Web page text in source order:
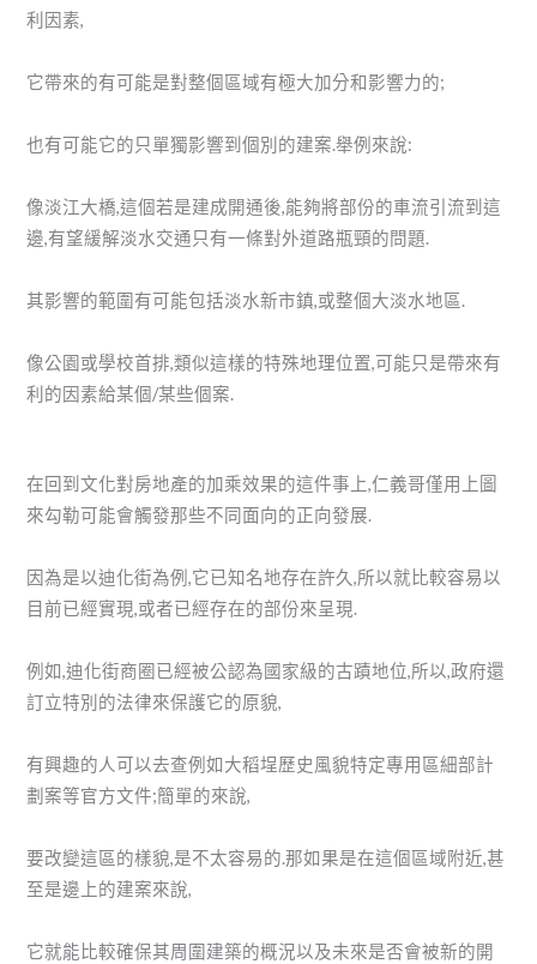
利因素,
它帶來的有可能是對整個區域有極大加分和影響力的;
也有可能它的只單獨影響到個別的建案.舉例來說:
像淡江大橋,這個若是建成開通後,能夠將部份的車流引流到這
邊,有望緩解淡水交通只有一條對外道路瓶頸的問題.
其影響的範圍有可能包括淡水新市鎮,或整個大淡水地區.
像公園或學校首排,類似這樣的特殊地理位置,可能只是帶來有
利的因素給某個/某些個案.
在回到文化對房地產的加乘效果的這件事上,仁義哥僅用上圖
來勾勒可能會觸發那些不同面向的正向發展.
因為是以迪化街為例,它已知名地存在許久,所以就比較容易以
目前已經實現,或者已經存在的部份來呈現.
例如,迪化街商圈已經被公認為國家級的古蹟地位,所以,政府還
訂立特別的法律來保護它的原貌,
有興趣的人可以去查例如大稻埕歷史風貌特定專用區細部計
劃案等官方文件;簡單的來說,
要改變這區的樣貌,是不太容易的.那如果是在這個區域附近,甚
至是邊上的建案來說,
它就能比較確保其周圍建築的概況以及未來是否會被新的開